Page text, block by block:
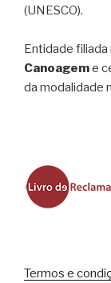
(UNESCO).
Entidade filiada
Canoageme
da modalidade
Termos e